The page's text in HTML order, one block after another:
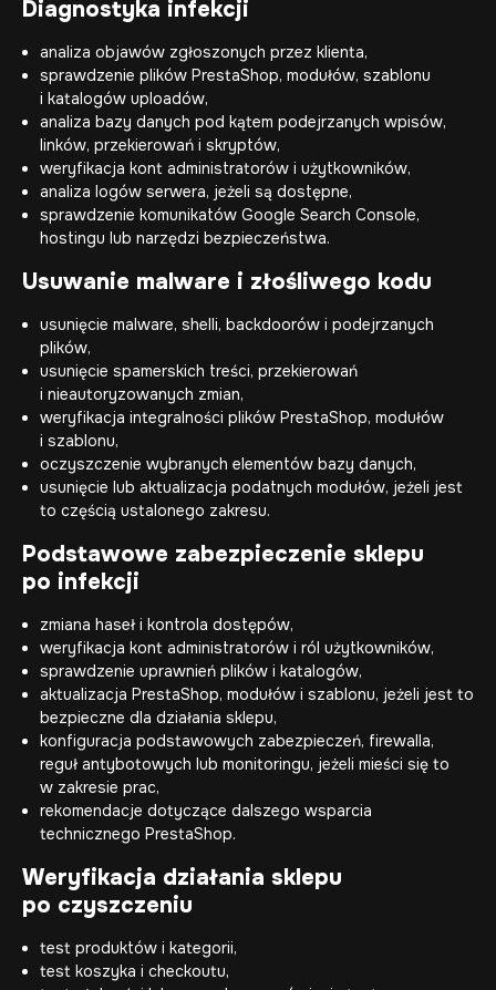
Diagnostyka infekcji
analiza objawów zgłoszonych przez klienta,
sprawdzenie plików PrestaShop, modułów, szablonu
i katalogów uploadów,
analiza bazy danych pod kątem podejrzanych wpisów,
linków, przekierowań i skryptów,
weryfikacja kont administratorów i użytkowników,
analiza logów serwera, jeżeli są dostępne,
sprawdzenie komunikatów Google Search Console,
hostingu lub narzędzi bezpieczeństwa.
Usuwanie malware i złośliwego kodu
usunięcie malware, shelli, backdoorów i podejrzanych
plików,
usunięcie spamerskich treści, przekierowań
i nieautoryzowanych zmian,
weryfikacja integralności plików PrestaShop, modułów
i szablonu,
oczyszczenie wybranych elementów bazy danych,
usunięcie lub aktualizacja podatnych modułów, jeżeli jest
to częścią ustalonego zakresu.
Podstawowe zabezpieczenie sklepu
po infekcji
zmiana haseł i kontrola dostępów,
weryfikacja kont administratorów i ról użytkowników,
sprawdzenie uprawnień plików i katalogów,
aktualizacja PrestaShop, modułów i szablonu, jeżeli jest to
bezpieczne dla działania sklepu,
konfiguracja podstawowych zabezpieczeń, firewalla,
reguł antybotowych lub monitoringu, jeżeli mieści się to
w zakresie prac,
rekomendacje dotyczące dalszego wsparcia
technicznego PrestaShop.
Weryfikacja działania sklepu
po czyszczeniu
test produktów i kategorii,
test koszyka i checkoutu,